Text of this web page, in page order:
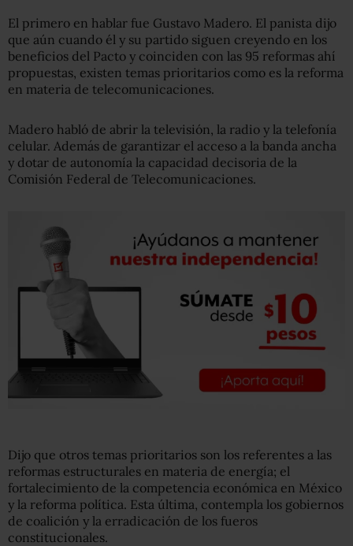
El primero en hablar fue Gustavo Madero. El panista dijo
que aún cuando él y su partido siguen creyendo en los
beneficios del Pacto y coinciden con las 95 reformas ahí
propuestas, existen temas prioritarios como es la reforma
en materia de telecomunicaciones.
Madero habló de abrir la televisión, la radio y la telefonía
celular. Además de garantizar el acceso a la banda ancha
y dotar de autonomía la capacidad decisoria de la
Comisión Federal de Telecomunicaciones.
Dijo que otros temas prioritarios son los referentes a las
reformas estructurales en materia de energía; el
fortalecimiento de la competencia económica en México
y la reforma política. Esta última, contempla los gobiernos
de coalición y la erradicación de los fueros
constitucionales.